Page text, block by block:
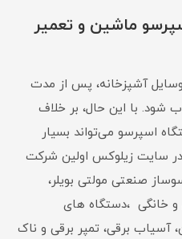
ماشین و تعمیر
آشپزخانه، پس از مدت
با این حال، بر خلاف
اسپرسو می‌تواند بسیار
در سایت زیلوکس اولین شرکت
صنعتی مولتی بویلر،
و خانگی ،دستگاه های
آسیاب برقی، تمپر برقی و ناک